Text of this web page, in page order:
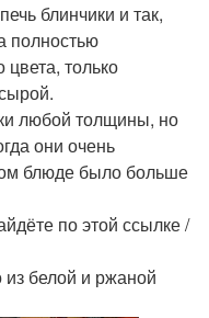
блинчики и так,
полностью
цвета, только
любой толщины, но
они очень
блюде было больше
по этой ссылке /
из белой и ржаной